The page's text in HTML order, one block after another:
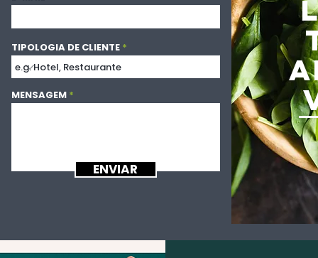
TIPOLOGIA DE CLIENTE
MENSAGEM
ENVIAR